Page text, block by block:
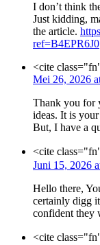
I don’t think
Just kidding,
the article.
ref=B4EPR6J0
<cite
Mei 26, 2026
Thank you for
ideas. It is
But, I have a
<cite
Juni 15, 2026
Hello there,
certainly digg
confident they
<cite